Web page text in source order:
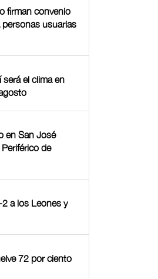
firman convenio
usuarias
el clima en
en San José
de
a los Leones y
72 por ciento